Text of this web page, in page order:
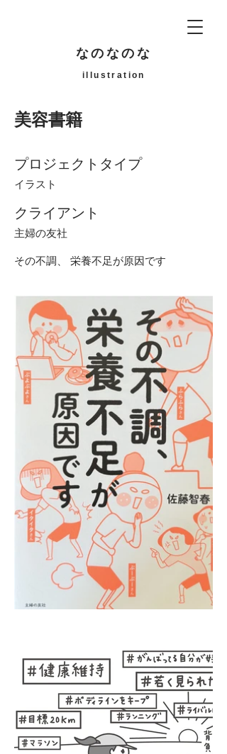
なのなのな
illustration
美容書籍
プロジェクトタイプ
イラスト
クライアント
主婦の友社
その不調、 栄養不足が原因です